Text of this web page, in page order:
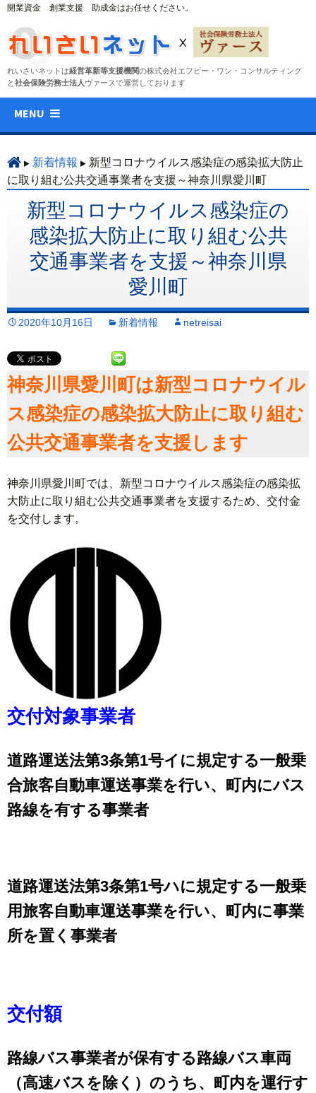
開業資金 創業支援 助成金はお任せください。
れいさいネットは経営革新等支援機関の株式会社エフピー・ワン・コンサルティング
と社会保険労務士法人 ヴァースで運営しております
MENU
ン
ツ
へ
キ
ッ
プ
新着情報
新型コロナウイルス感染症の感染拡大防止
に取り組む公共交通事業者を支援～神奈川県愛川町
新型コロナウイルス感染症の
感染拡大防止に取り組む公共
交通事業者を支援～神奈川県
愛川町
2020年10月16日 新着情報 netreisai
神奈川県愛川町は新型コロナウイル
ス感染症の感染拡大防止に取り組む
公共交通事業者を支援します
神奈川県愛川町では、新型コロナウイルス感染症の感染拡
大防止に取り組む公共交通事業者を支援するため、交付金
を交付します。
交付対象事業者
道路運送法第3条第1号イに規定する一般乗
合旅客自動車運送事業を行い、町内にバス
路線を有する事業者
道路運送法第3条第1号ハに規定する一般乗
用旅客自動車運送事業を行い、町内に事業
所を置く事業者
交付額
路線バス事業者が保有する路線バス車両
（高速バスを除く）のうち、町内を運行す